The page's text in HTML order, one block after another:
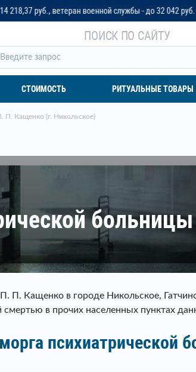
военной службы - до 32 042 руб. или до трех
ПОИСК ПО САЙТУ
СТОИМОСТЬ РИТУАЛЬНЫЕ ТОВАРЫ
Кащенко (г. Никольское)
Кащенко в городе Никольское,
в прочих населенных пунктах